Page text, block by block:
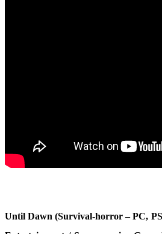
Until Dawn (Survival-horror – PC,